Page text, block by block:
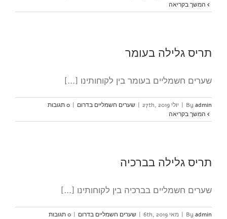
המשך בקריאה
תריס גלילה בעומר
שערים חשמליים בעומר בין לקוחותינו [...]
By admin
| יולי 27th, 2019 | שערים חשמליים בדרום | 0 תגובות
המשך בקריאה
תריס גלילה בברכיה
שערים חשמליים בברכיה בין לקוחותינו [...]
By admin
| מאי 6th, 2019 | שערים חשמליים בדרום | 0 תגובות